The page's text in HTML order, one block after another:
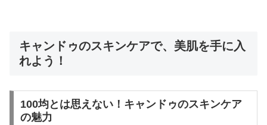
キャンドゥのスキンケアで、美肌を手に入
れよう！
100均とは思えない！キャンドゥのスキンケア
の魅力